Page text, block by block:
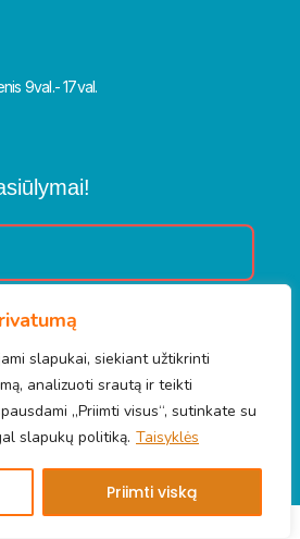
slapukai, siekiant užtikrinti
analizuoti srautą ir teikti
„Priimti visus“, sutinkate su
slapukų politiką. Taisyklės
Priimti viską
9val.- 17val.
Prenumeruoti
Visos teisės saugomos.